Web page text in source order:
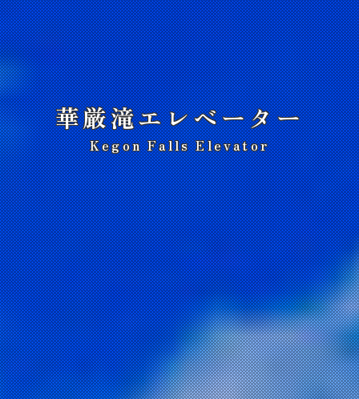
華厳滝エレベーター
Kegon Falls Elevator